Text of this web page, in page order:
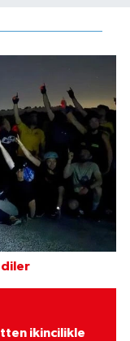
ikincilikle